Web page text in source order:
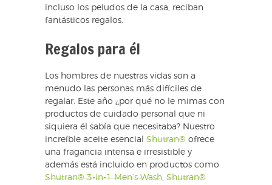
incluso los peludos de la casa, reciban
fantásticos regalos.
Regalos para él
Los hombres de nuestras vidas son a
menudo las personas más difíciles de
regalar. Este año ¿por qué no le mimas con
productos de cuidado personal que ni
siquiera él sabía que necesitaba? Nuestro
increíble aceite esencial Shutran® ofrece
una fragancia intensa e irresistible y
además está incluido en productos como
Shutran® 3-in-1 Men’s Wash Shutran®